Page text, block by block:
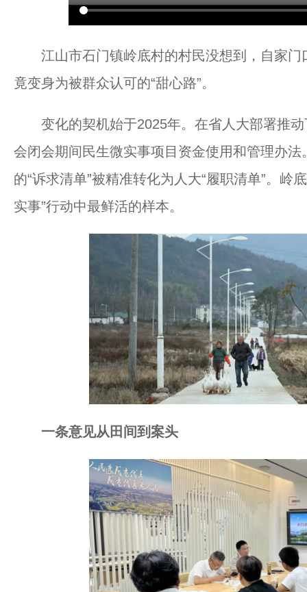
江山市石门镇岭底村的村民没想到，自家门
竟变身为被群众认可的“甜心路”。
变化的契机始于2025年。在省人大部署推动
会闭会期间民生微实事项目资金使用和管理办法
的“诉求清单”被精准转化为人大“履职清单”。岭
实事”行动中最鲜活的样本。
一条意见从田间到案头